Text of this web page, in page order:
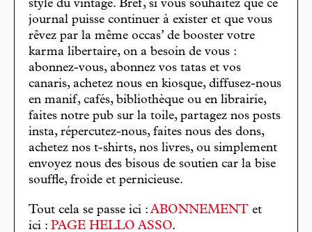
stylé du vintage. Bref, si vous souhaitez que ce
journal puisse continuer à exister et que vous
rêvez par la même occas’ de booster votre
karma libertaire, on a besoin de vous :
abonnez-vous, abonnez vos tatas et vos
canaris, achetez nous en kiosque, diffusez-nous
en manif, cafés, bibliothèque ou en librairie,
faites notre pub sur la toile, partagez nos posts
insta, répercutez-nous, faites nous des dons,
achetez nos t-shirts, nos livres, ou simplement
envoyez nous des bisous de soutien car la bise
souffle, froide et pernicieuse.
Tout cela se passe ici : ABONNEMENT et
ici : PAGE HELLO ASSO.